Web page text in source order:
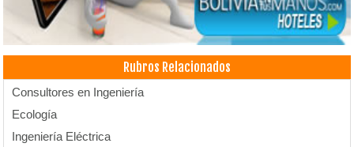
Rubros Relacionados
Consultores en Ingeniería
Ecología
Ingeniería Eléctrica